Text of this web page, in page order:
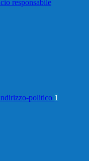
responsabile
politico 1